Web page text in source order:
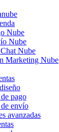
Nube
Nube
Nube
Marketing Nube
pago
envío
avanzadas